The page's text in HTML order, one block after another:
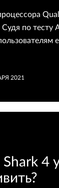
по тесту
2021
Shark 4